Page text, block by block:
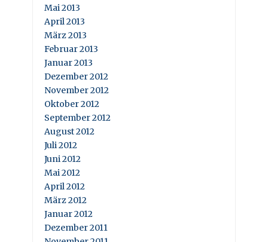
Mai 2013
April 2013
März 2013
Februar 2013
Januar 2013
Dezember 2012
November 2012
Oktober 2012
September 2012
August 2012
Juli 2012
Juni 2012
Mai 2012
April 2012
März 2012
Januar 2012
Dezember 2011